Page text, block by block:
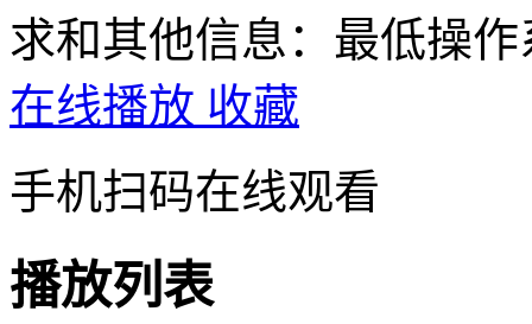
求和其他信息：最低操
在线播放 收藏
手机扫码在线观看
播放列表